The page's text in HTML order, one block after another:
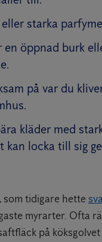
starka
öppnad burk
på var du
kläder med
kan locka till sig
som tidigare hette
myrarter. Ofta
på